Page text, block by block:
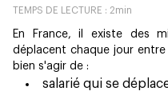
TEMPS DE LECTURE : 2min
En France, il existe des
déplacent chaque jour
bien s'agir de :
salarié qui se